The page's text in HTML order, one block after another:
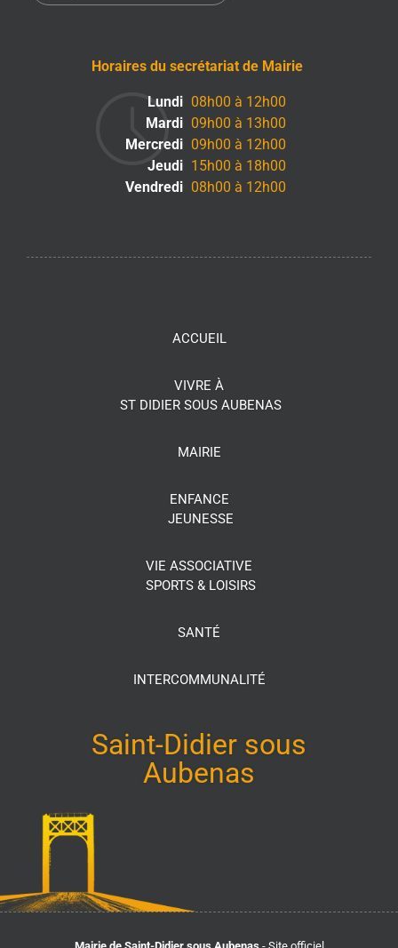
Horaires du secrétariat de Mairie
Lundi 08h00 à 12h00
Mardi 09h00 à 13h00
Mercredi 09h00 à 12h00
Jeudi 15h00 à 18h00
Vendredi 08h00 à 12h00
ACCUEIL
VIVRE À
ST DIDIER SOUS AUBENAS
MAIRIE
ENFANCE
JEUNESSE
VIE ASSOCIATIVE
SPORTS & LOISIRS
SANTÉ
INTERCOMMUNALITÉ
Saint-Didier sous
Aubenas